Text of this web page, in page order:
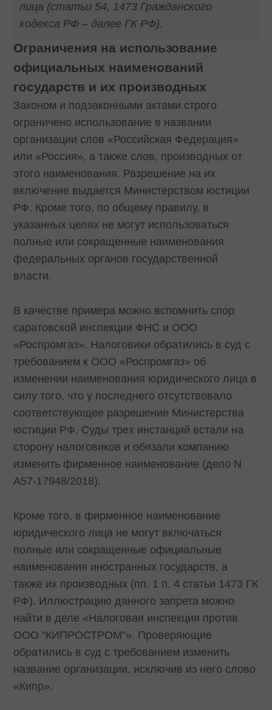
лица (статьи 54, 1473 Гражданского
кодекса РФ – далее ГК РФ).
Ограничения на использование
официальных наименований
государств и их производных
Законом и подзаконными актами строго
ограничено использование в названии
организации слов «Российская Федерация»
или «Россия», а также слов, производных от
этого наименования. Разрешение на их
включение выдается Министерством юстиции
РФ. Кроме того, по общему правилу, в
указанных целях не могут использоваться
полные или сокращенные наименования
федеральных органов государственной
власти.
В качестве примера можно вспомнить спор
саратовской инспекции ФНС и ООО
«Роспромгаз». Налоговики обратились в суд с
требованием к ООО «Роспромгаз» об
изменении наименования юридического лица в
силу того, что у последнего отсутствовало
соответствующее разрешение Министерства
юстиции РФ. Суды трех инстанций встали на
сторону налоговиков и обязали компанию
изменить фирменное наименование (дело N
А57-17948/2018).
Кроме того, в фирменное наименование
юридического лица не могут включаться
полные или сокращенные официальные
наименования иностранных государств, а
также их производных (пп. 1 п. 4 статьи 1473 ГК
РФ). Иллюстрацию данного запрета можно
найти в деле «Налоговая инспекция против
ООО “КИПРОСТРОМ”». Проверяющие
обратились в суд с требованием изменить
название организации, исключив из него слово
«Кипр».